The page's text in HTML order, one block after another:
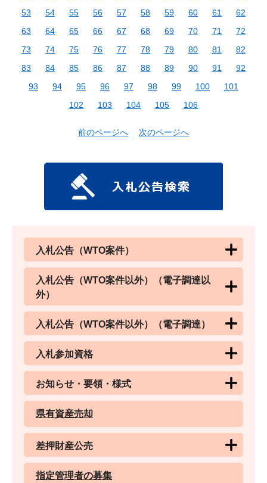
53
54 55 56 57 58 59 60 61
62
63
64 65 66 67 68 69 70 71
72
73
74 75 76 77 78 79 80 81
82
83
84 85 86 87 88 89 90 91
92
93
94 95 96 97 98 99 100
101
102
103 104 105 106
前のページへ 次のページへ
入札公告（WTO案件）
入札公告（WTO案件以外）（電子調達以
外）
入札公告（WTO案件以外）（電子調達）
入札参加資格
お知らせ・要領・様式
県有資産売却
差押財産公売
指定管理者の募集